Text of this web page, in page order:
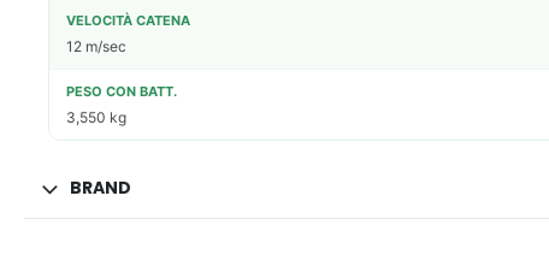
VELOCITÀ CATENA
12 m/sec
PESO CON BATT.
3,550 kg
BRAND